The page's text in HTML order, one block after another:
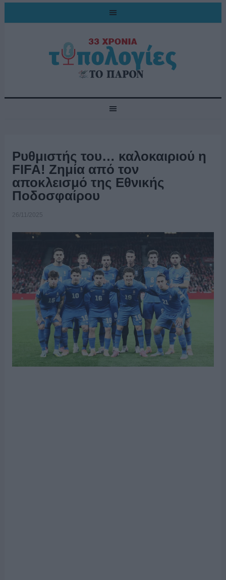
Ρυθμιστής του… καλοκαιριού η
FIFA! Ζημία από τον
αποκλεισμό της Εθνικής
Ποδοσφαίρου
26/11/2025